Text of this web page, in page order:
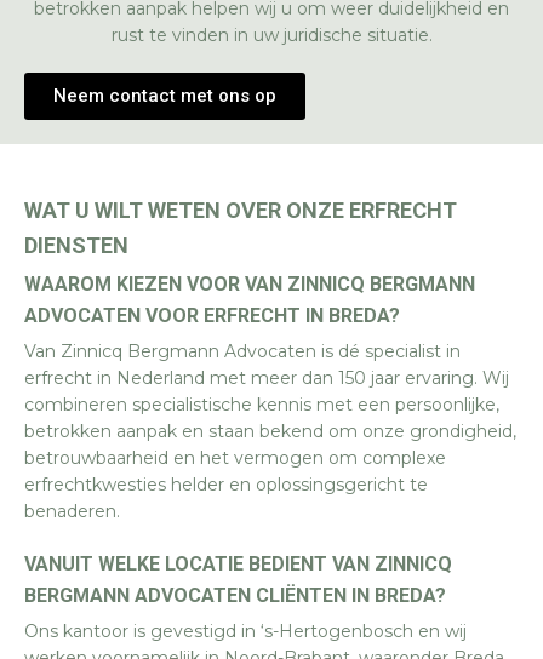
betrokken aanpak helpen wij u om weer duidelijkheid en
rust te vinden in uw juridische situatie.
Neem contact met ons op
WAT U WILT WETEN OVER ONZE ERFRECHT
DIENSTEN
WAAROM KIEZEN VOOR VAN ZINNICQ BERGMANN
ADVOCATEN VOOR ERFRECHT IN BREDA?
Van Zinnicq Bergmann Advocaten is dé specialist in
erfrecht in Nederland met meer dan 150 jaar ervaring. Wij
combineren specialistische kennis met een persoonlijke,
betrokken aanpak en staan bekend om onze grondigheid,
betrouwbaarheid en het vermogen om complexe
erfrechtkwesties helder en oplossingsgericht te
benaderen.
VANUIT WELKE LOCATIE BEDIENT VAN ZINNICQ
BERGMANN ADVOCATEN CLIËNTEN IN BREDA?
Ons kantoor is gevestigd in ‘s-Hertogenbosch en wij